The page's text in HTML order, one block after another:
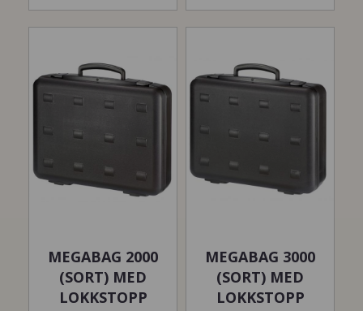
MEGABAG 2000
(SORT) MED
LOKKSTOPP
MEGABAG 3000
(SORT) MED
LOKKSTOPP